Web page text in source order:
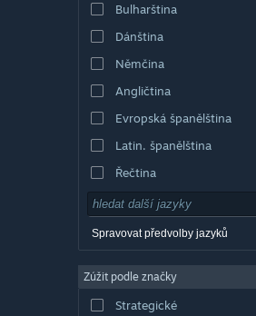
Bulharština
Dánština
Němčina
Angličtina
Evropská španělština
Latin. španělština
Řečtina
Spravovat předvolby jazyků
Zúžit podle značky
Strategické